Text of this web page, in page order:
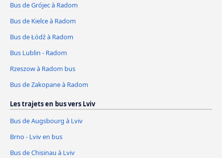
Bus de Grójec à Radom
Bus de Kielce à Radom
Bus de Łódź à Radom
Bus Lublin - Radom
Rzeszow à Radom bus
Bus de Zakopane à Radom
Les trajets en bus vers Lviv
Bus de Augsbourg à Lviv
Brno - Lviv en bus
Bus de Chisinau à Lviv